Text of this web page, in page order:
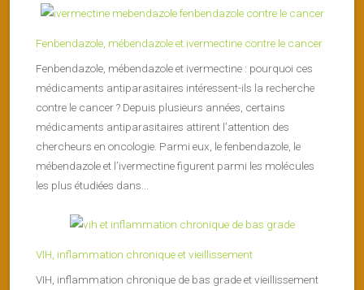
Fenbendazole, mébendazole et ivermectine contre le cancer
Fenbendazole, mébendazole et ivermectine : pourquoi ces
médicaments antiparasitaires intéressent-ils la recherche
contre le cancer ? Depuis plusieurs années, certains
médicaments antiparasitaires attirent l’attention des
chercheurs en oncologie. Parmi eux, le fenbendazole, le
mébendazole et l’ivermectine figurent parmi les molécules
les plus étudiées dans...
VIH, inflammation chronique et vieillissement
VIH, inflammation chronique de bas grade et vieillissement